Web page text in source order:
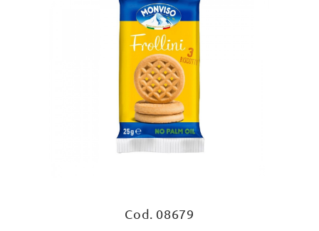
Cod. 08679